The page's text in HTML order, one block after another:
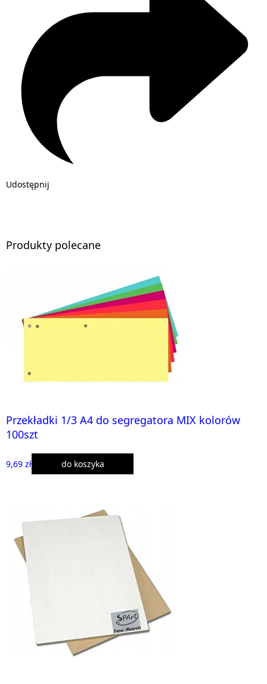
Udostępnij
Produkty polecane
Przekładki 1/3 A4 do segregatora MIX kolorów
100szt
9,69 zł do koszyka